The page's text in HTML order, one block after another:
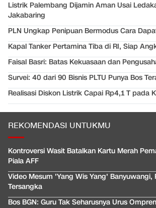
Listrik Palembang Dijamin Aman Usai
Jakabaring
PLN Ungkap Penipuan Bermodus Cara
Kapal Tanker Pertamina Tiba di RI, Siap
Faisal Basri: Batas Kekuasaan dan
Survei: 40 dari 90 Bisnis PLTU Punya Bos
Realisasi Diskon Listrik Capai Rp4,1 T pada
REKOMENDASI UNTUKMU
Kontroversi Wasit Batalkan Kartu Merah
Piala AFF
Video Mesum 'Yang Wis Yang' Banyuwangi,
Tersangka
Bos BGN: Guru Tak Seharusnya Urus